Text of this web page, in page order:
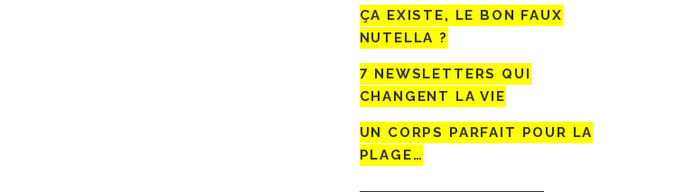
ÇA EXISTE, LE BON FAUX
NUTELLA ?
7 NEWSLETTERS QUI
CHANGENT LA VIE
UN CORPS PARFAIT POUR LA
PLAGE…